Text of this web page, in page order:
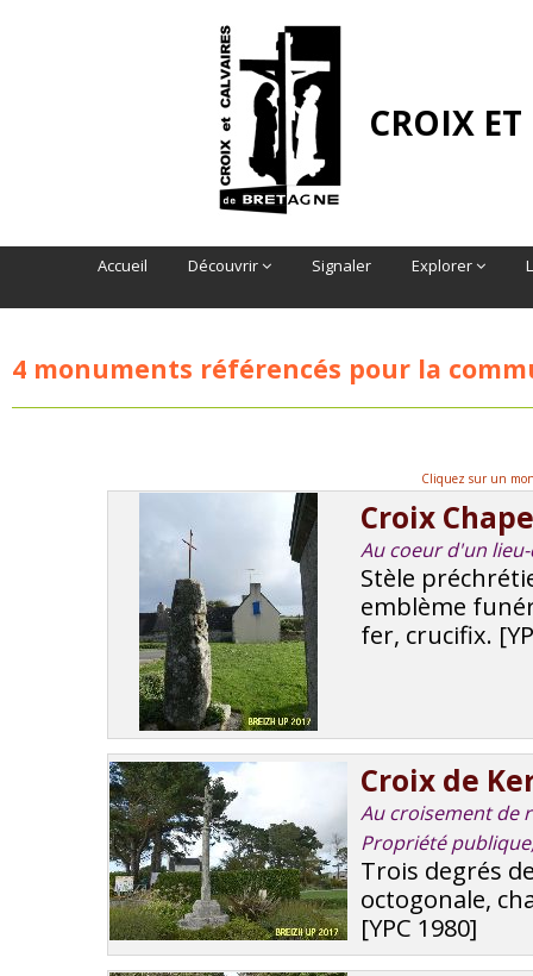
CROIX
Accueil Découvrir Signaler Explorer
4 monuments référencés pour la
Cliquez sur un
Croix
Au coeur d'un
Stèle
emblème
fer, crucifix.
Croix de
Au croisement de
Propriété
Trois degrés
octogonale,
[YPC 1980]